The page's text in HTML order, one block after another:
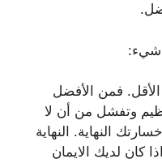
الأقل. فمن الأفضل
وتفشل من أن لا
النهاية. النهاية
كان لديك الايمان